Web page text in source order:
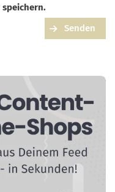
Senden